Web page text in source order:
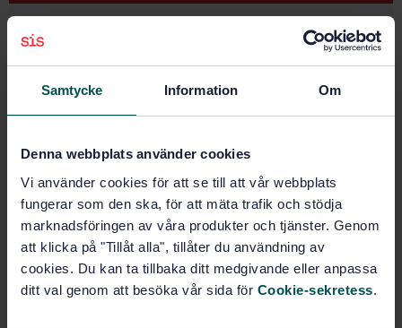
Samtycke Information Om
Denna webbplats använder cookies
Vi använder cookies för att se till att vår webbplats
fungerar som den ska, för att mäta trafik och stödja
marknadsföringen av våra produkter och tjänster. Genom
att klicka på "Tillåt alla", tillåter du användning av
cookies. Du kan ta tillbaka ditt medgivande eller anpassa
ditt val genom att besöka vår sida för Cookie-sekretess.
facepieces - Part 1: Standard thread connection
Price:1 097 SEK
PDF
Add to cart
Show more